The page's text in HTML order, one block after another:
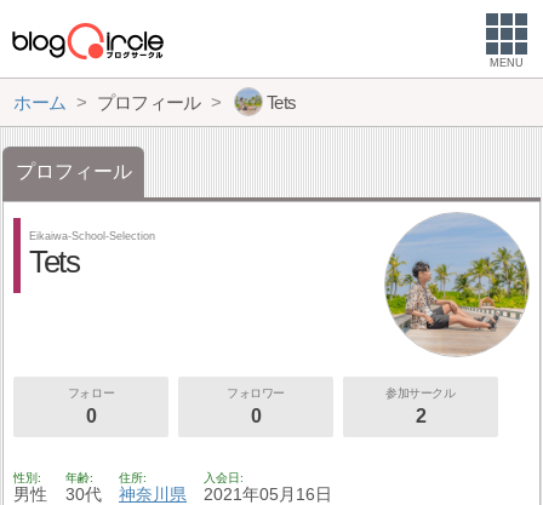
MENU
ホーム プロフィール Tets
プロフィール
Eikaiwa-School-Selection
Tets
フォロー
0
フォロワー
0
参加サークル
2
性別
男性
年齢
30代
住所
神奈川県
入会日
2021年05月16日